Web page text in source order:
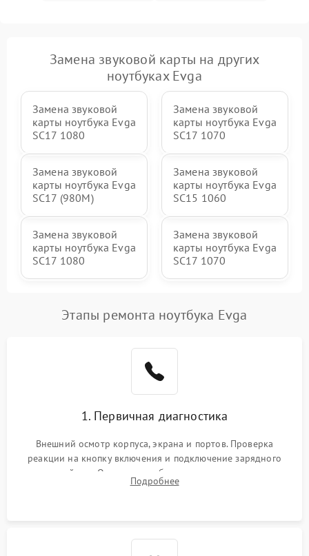
Замена звуковой карты на других
ноутбуках Evga
Замена звуковой
карты ноутбука Evga
SC17 1080
Замена звуковой
карты ноутбука Evga
SC17 1070
Замена звуковой
карты ноутбука Evga
SC17 (980M)
Замена звуковой
карты ноутбука Evga
SC15 1060
Замена звуковой
карты ноутбука Evga
SC17 1080
Замена звуковой
карты ноутбука Evga
SC17 1070
Этапы ремонта ноутбука Evga
1. Первичная диагностика
Внешний осмотр корпуса, экрана и портов. Проверка
реакции на кнопку включения и подключение зарядного
устройства. Оценка потребления тока с помощью
лабораторного блока питания для локализации проблемы.
Подробнее